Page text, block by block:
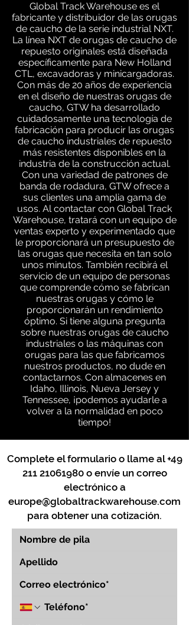
Global Track Warehouse es el
fabricante y distribuidor de las orugas
de caucho de la serie industrial NXT.
La línea NXT de orugas de caucho de
repuesto originales está diseñada
específicamente para New Holland
CTL, excavadoras y minicargadoras.
Con más de 20 años de experiencia
en el diseño de nuestras orugas de
caucho, GTW ha desarrollado
cuidadosamente una tecnología de
fabricación para producir las orugas
de caucho industriales de repuesto
más resistentes disponibles en la
industria de la construcción actual.
Con una variedad de patrones de
banda de rodadura, GTW ofrece a
sus clientes una amplia gama de
usos. Al contactar con Global Track
Warehouse, tratará con un equipo de
ventas experto y experimentado que
le proporcionará un presupuesto de
las orugas que necesita en tan solo
unos minutos. También recibirá el
servicio de un equipo de personas
que comprende cómo se fabrican
nuestras orugas y cómo le
proporcionarán un rendimiento
óptimo. Si tiene alguna pregunta
sobre nuestras orugas de caucho
industriales o las máquinas con
orugas para las que fabricamos
nuestros productos, no dude en
contactarnos. Con almacenes en
Idaho, Illinois, Nueva Jersey y
Tennessee, ¡podemos ayudarle a
volver a la normalidad en poco
tiempo!
Complete el formulario o llame al+49
211 21061980o envíe un correo
electrónico a
europe@globaltrackwarehouse.com
para obtener una cotización.